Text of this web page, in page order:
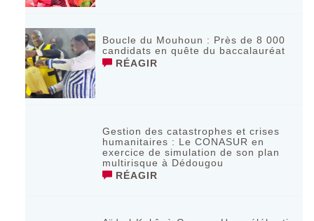
Boucle du Mouhoun : Près de 8 000
candidats en quête du baccalauréat
RÉAGIR
Gestion des catastrophes et crises
humanitaires : Le CONASUR en
exercice de simulation de son plan
multirisque à Dédougou
RÉAGIR